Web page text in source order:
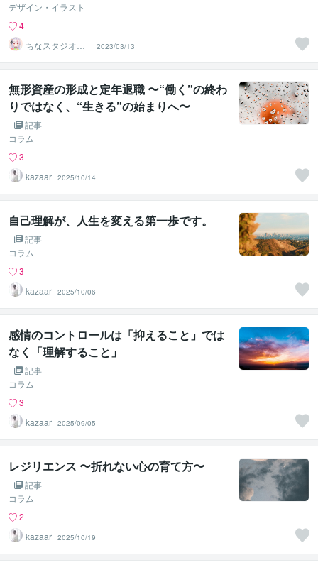
デザイン・イラスト
4
ちなスタジオ＠
かわいいキャラ
制作
2023/03/13
無形資産の形成と定年退職 〜“働く”の終わ
りではなく、“生きる”の始まりへ〜
記事
コラム
3
kazaar 2025/10/14
自己理解が、人生を変える第一歩です。
記事
コラム
3
kazaar 2025/10/06
感情のコントロールは「抑えること」では
なく「理解すること」
記事
コラム
3
kazaar 2025/09/05
レジリエンス 〜折れない心の育て方〜
記事
コラム
2
kazaar 2025/10/19